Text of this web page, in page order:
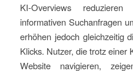
KI-Overviews
informativen Suchanfragen
erhöhen jedoch gleichzeitig
Klicks. Nutzer, die trotz einer
Website navigieren,